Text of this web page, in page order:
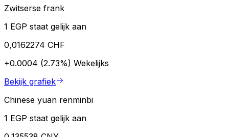
Zwitserse frank
1 EGP staat gelijk aan
0,0162274 CHF
+0.0004 (2.73%) Wekelijks
Bekijk grafiek
Chinese yuan renminbi
1 EGP staat gelijk aan